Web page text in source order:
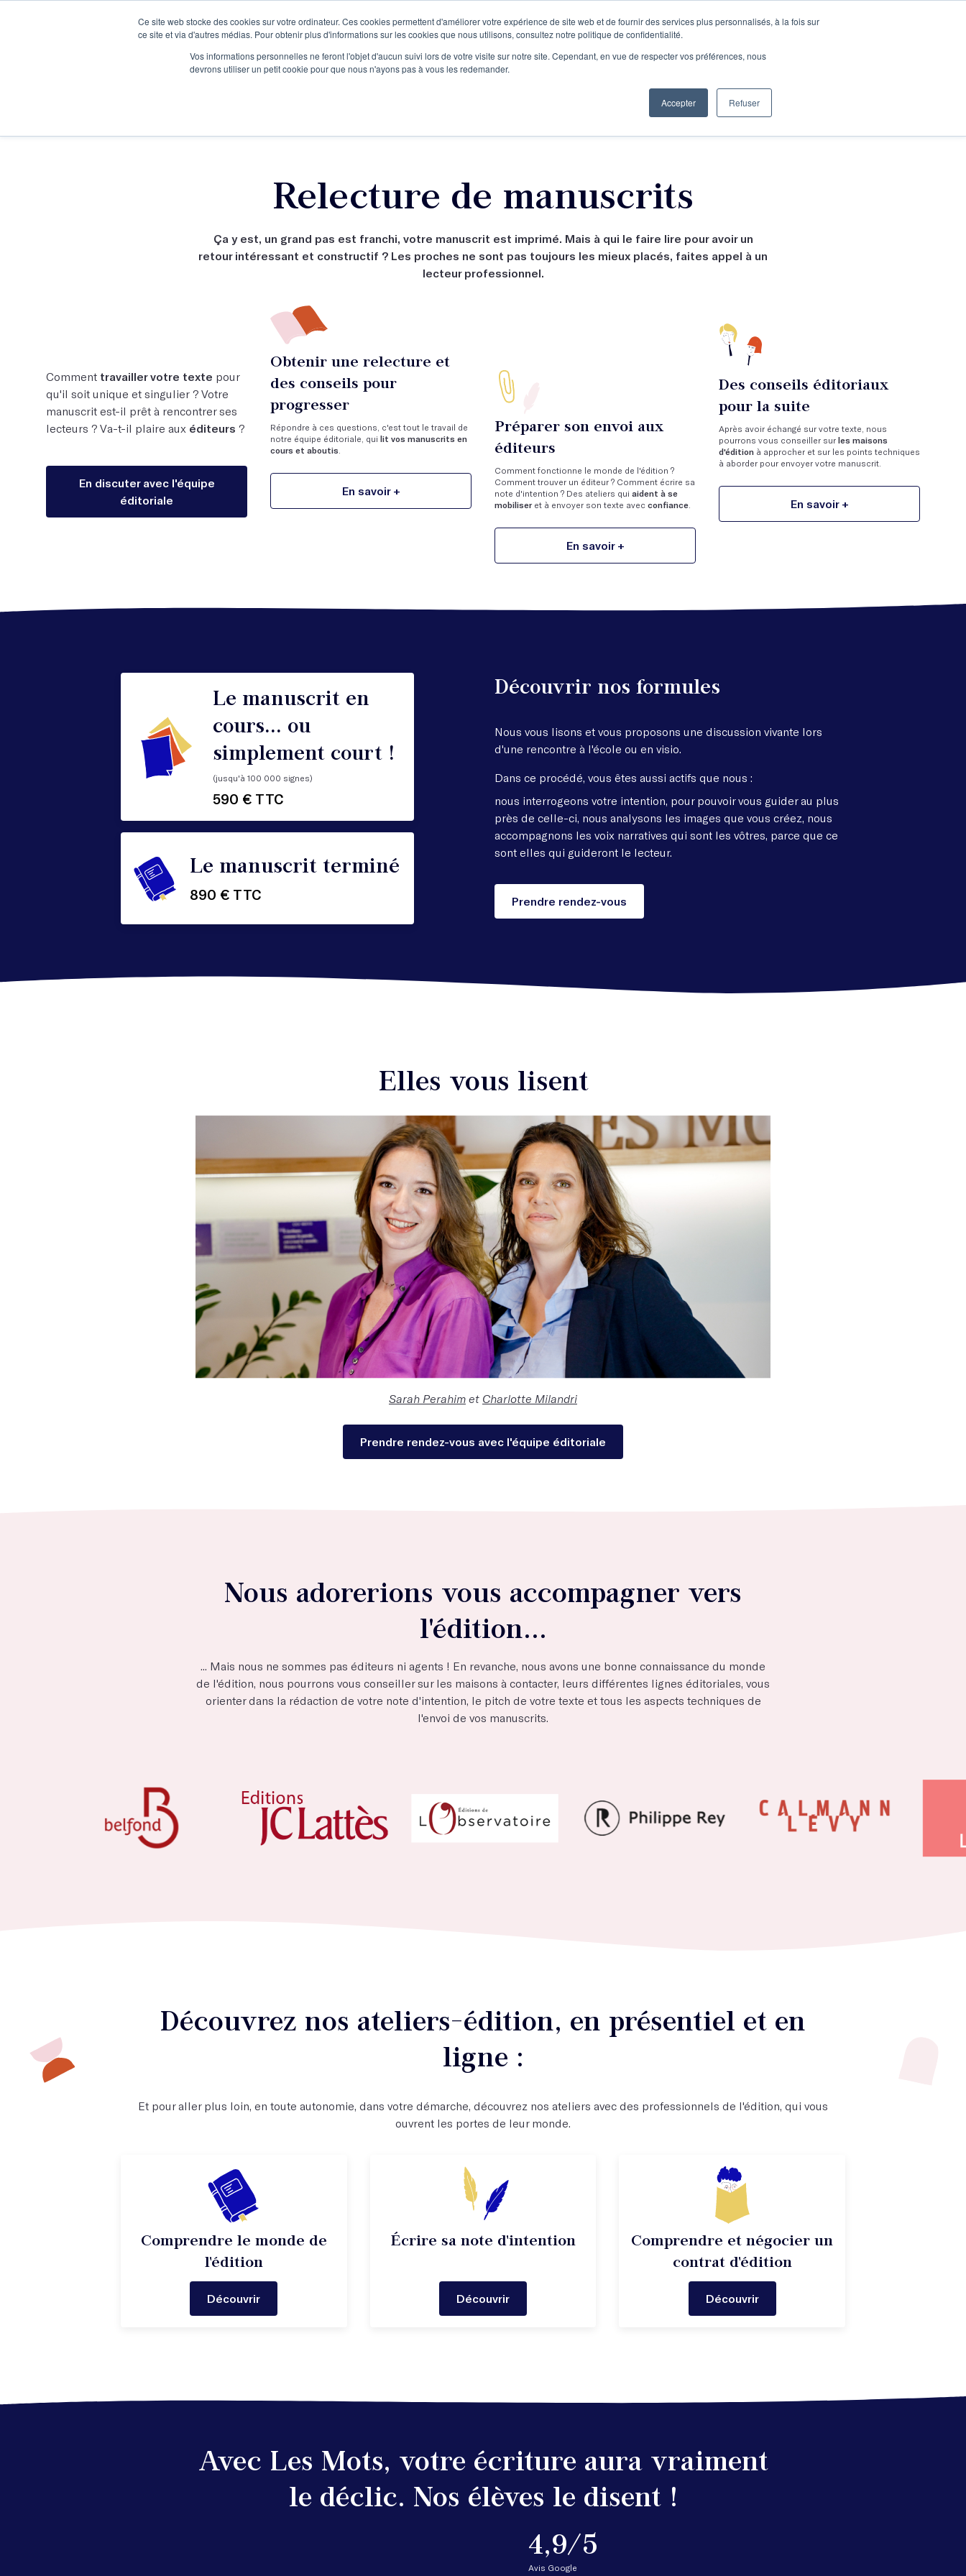
Ce site web stocke des cookies sur votre ordinateur. Ces cookies permettent d'améliorer votre expérience de site web et de fournir des services plus personnalisés, à la fois sur
ce site et via d'autres médias. Pour obtenir plus d'informations sur les cookies que nous utilisons, consultez notre politique de confidentialité.
Vos informations personnelles ne feront l'objet d'aucun suivi lors de votre visite sur notre site. Cependant, en vue de respecter vos préférences, nous
devrons utiliser un petit cookie pour que nous n'ayons pas à vous les redemander.
Accepter Refuser
Je participe à une session d’information Le podcast L'infolettre Se connecter Je découvre les ateliers
Entreprises
Relecture de manuscrits
Ça y est, un grand pas est franchi, votre manuscrit est imprimé. Mais à qui le faire lire pour avoir un
retour intéressant et constructif ? Les proches ne sont pas toujours les mieux placés, faites appel à un
lecteur professionnel.
Comment travailler votre texte pour
qu'il soit unique et singulier ? Votre
manuscrit est-il prêt à rencontrer ses
lecteurs ? Va-t-il plaire aux éditeurs ?
En discuter avec l'équipe
éditoriale
Obtenir une relecture et
des conseils pour
progresser
Répondre à ces questions, c'est tout le travail de
notre équipe éditoriale, qui lit vos manuscrits en
cours et aboutis
En savoir +
Préparer son envoi aux
éditeurs
Comment fonctionne le monde de l'édition ?
Comment trouver un éditeur ? Comment écrire sa
note d'intention ? Des ateliers qui aident à se
mobiliser et à envoyer son texte avec confiance
En savoir +
Des conseils éditoriaux
pour la suite
Après avoir échangé sur votre texte, nous
pourrons vous conseiller sur les maisons
d'édition à approcher et sur les points techniques
à aborder pour envoyer votre manuscrit.
En savoir +
Le manuscrit en
cours... ou
simplement court !
(jusqu'à 100 000 signes)
590 € TTC
Le manuscrit terminé
890 € TTC
Découvrir nos formules
Nous vous lisons et vous proposons une discussion vivante lors
d'une rencontre à l'école ou en visio.
Dans ce procédé, vous êtes aussi actifs que nous :
nous interrogeons votre intention, pour pouvoir vous guider au plus
près de celle-ci, nous analysons les images que vous créez, nous
accompagnons les voix narratives qui sont les vôtres, parce que ce
sont elles qui guideront le lecteur.
Prendre rendez-vous
Elles vous lisent
Sarah Perahim et Charlotte Milandri
Prendre rendez-vous avec l'équipe éditoriale
Nous adorerions vous accompagner vers
l'édition...
... Mais nous ne sommes pas éditeurs ni agents ! En revanche, nous avons une bonne connaissance du monde
de l'édition, nous pourrons vous conseiller sur les maisons à contacter, leurs différentes lignes éditoriales, vous
orienter dans la rédaction de votre note d'intention, le pitch de votre texte et tous les aspects techniques de
l'envoi de vos manuscrits.
Découvrez nos ateliers-édition, en présentiel et en
ligne :
Et pour aller plus loin, en toute autonomie, dans votre démarche, découvrez nos ateliers avec des professionnels de l'édition, qui vous
ouvrent les portes de leur monde.
Comprendre le monde de
l'édition
Découvrir
Écrire sa note d'intention
Découvrir
Comprendre et négocier un
contrat d'édition
Découvrir
Avec Les Mots, votre écriture aura vraiment
le déclic. Nos élèves le disent !
4,9/5
Avis Google